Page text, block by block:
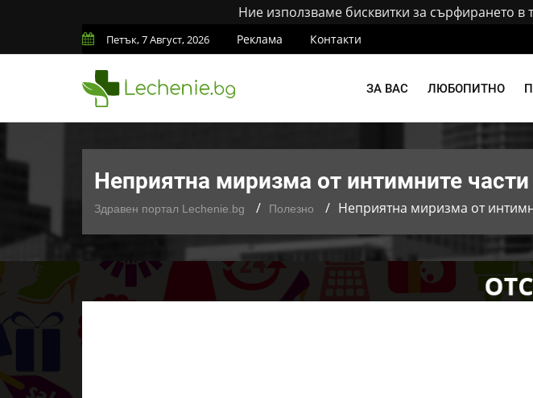
Ние използваме бисквитки за сърфирането в
Петък, 7 Август, 2026 Реклама Контакти
ЗА ВАС ЛЮБОПИТНО
Неприятна миризма от интимните
Здравен портал Lechenie.bg Полезно Неприятна миризма от